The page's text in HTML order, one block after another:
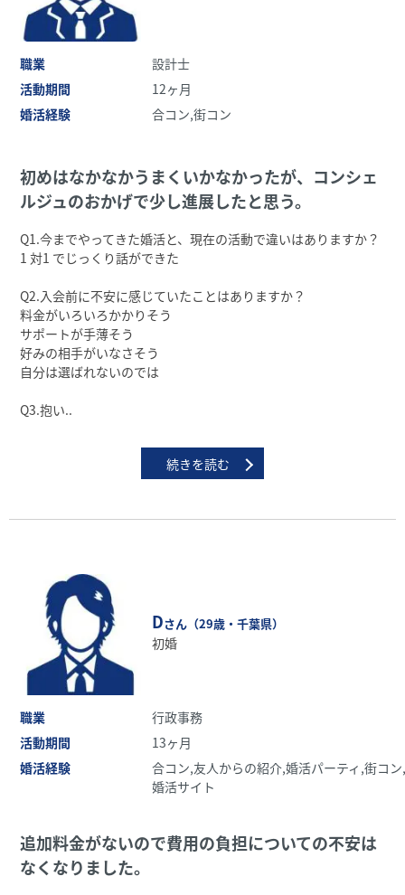
職業
設計士
活動期間
12ヶ月
婚活経験
合コン,街コン
初めはなかなかうまくいかなかったが、コンシェ
ルジュのおかげで少し進展したと思う。
Q1.今までやってきた婚活と、現在の活動で違いはありますか？
1 対1 でじっくり話ができた
Q2.⼊会前に不安に感じていたことはありますか？
料⾦がいろいろかかりそう
サポートが⼿薄そう
好みの相⼿がいなさそう
⾃分は選ばれないのでは
Q3.抱い..
続きを読む
Dさん（29歳・千葉県）
初婚
職業
行政事務
活動期間
13ヶ月
婚活経験
合コン,友人からの紹介,婚活パーティ,街コン,
婚活サイト
追加料⾦がないので費⽤の負担についての不安は
なくなりました。